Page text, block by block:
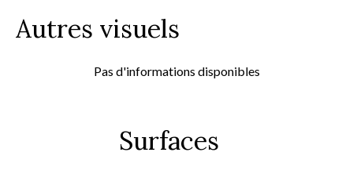
Autres visuels
Pas d'informations disponibles
Surfaces